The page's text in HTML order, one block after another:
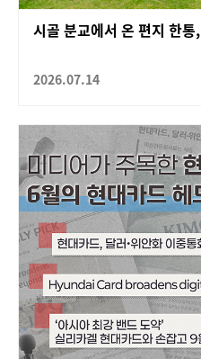
시골 분교에서 온 편지 한
2026.07.14